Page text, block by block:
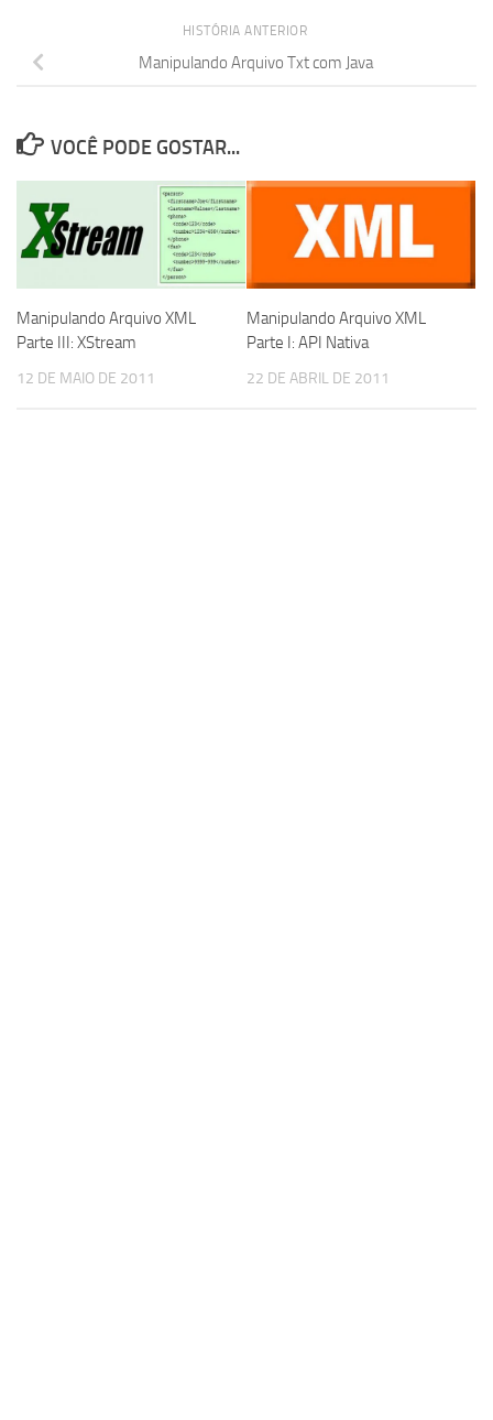
HISTÓRIA ANTERIOR
Manipulando Arquivo Txt com Java
VOCÊ PODE GOSTAR...
Manipulando Arquivo XML
Parte III: XStream
12 DE MAIO DE 2011
Manipulando Arquivo XML
Parte I: API Nativa
22 DE ABRIL DE 2011